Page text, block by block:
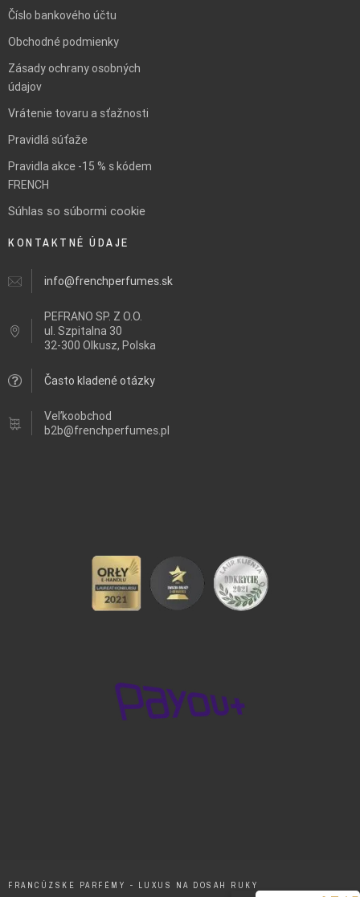
Číslo bankového účtu
Obchodné podmienky
Zásady ochrany osobných
údajov
Vrátenie tovaru a sťažnosti
Pravidlá súťaže
Pravidla akce -15 % s kódem
FRENCH
Súhlas so súbormi cookie
KONTAKTNÉ ÚDAJE
info@frenchperfumes.sk
PEFRANO SP. Z O.O.
ul. Szpitalna 30
32-300 Olkusz, Polska
Často kladené otázky
Veľkoobchod
b2b@frenchperfumes.pl
FRANCÚZSKE PARFÉMY - LUXUS NA DOSAH RUKY